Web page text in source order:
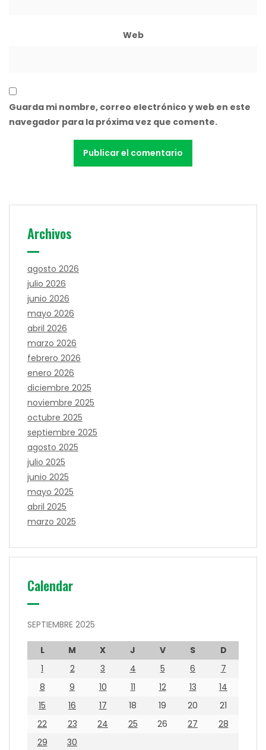
Web
Guarda mi nombre, correo electrónico y web en este
navegador para la próxima vez que comente.
Archivos
agosto 2026
julio 2026
junio 2026
mayo 2026
abril 2026
marzo 2026
febrero 2026
enero 2026
diciembre 2025
noviembre 2025
octubre 2025
septiembre 2025
agosto 2025
julio 2025
junio 2025
mayo 2025
abril 2025
marzo 2025
Calendar
SEPTIEMBRE 2025
L M X J V S
D
1
2 3 4 5 6
7
8
9 10 11 12 13
14
15
16 17 18 19 20
21
22
23 24 25 26 27
28
29
30